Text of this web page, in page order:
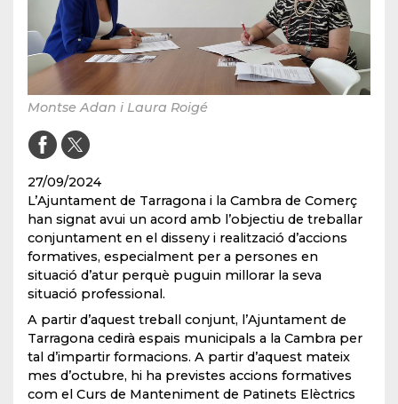
Montse Adan i Laura Roigé
27/09/2024
L’Ajuntament de Tarragona i la Cambra de Comerç
han signat avui un acord amb l’objectiu de treballar
conjuntament en el disseny i realització d’accions
formatives, especialment per a persones en
situació d’atur perquè puguin millorar la seva
situació professional.
A partir d’aquest treball conjunt, l’Ajuntament de
Tarragona cedirà espais municipals a la Cambra per
tal d’impartir formacions. A partir d’aquest mateix
mes d’octubre, hi ha previstes accions formatives
com el Curs de Manteniment de Patinets Elèctrics